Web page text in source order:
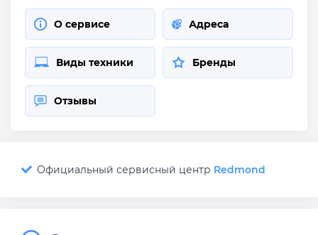
О сервисе Адреса
Виды техники Бренды
Отзывы
Официальный сервисный центр Redmond